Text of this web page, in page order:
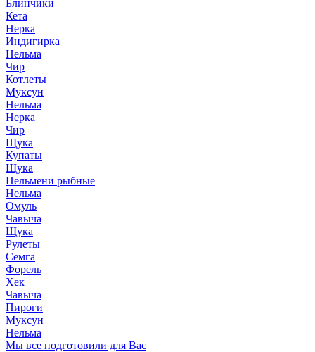
Блинчики
Кета
Нерка
Индигирка
Нельма
Чир
Котлеты
Муксун
Нельма
Нерка
Чир
Щука
Купаты
Щука
Пельмени рыбные
Нельма
Омуль
Чавыча
Щука
Рулеты
Семга
Форель
Хек
Чавыча
Пироги
Муксун
Нельма
Мы все подготовили для Вас